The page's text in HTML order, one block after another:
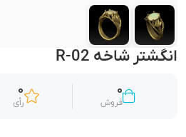
انگشتر شاخه R-02
0
فروش
0
رأی